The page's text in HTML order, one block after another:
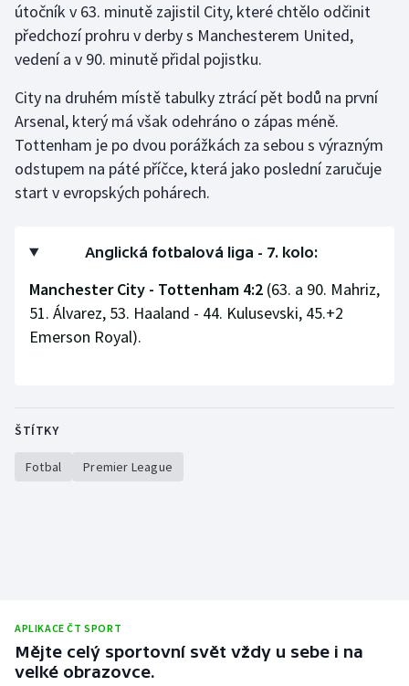
Jezdectví
Judo
Krasobruslení
Lezení
Lyže a snowboard
Motorsport
Olympijské hry
Short track
Sportovní střelba
útočník v 63. minutě zajistil City, které chtělo odčinit
předchozí prohru v derby s Manchesterem United,
vedení a v 90. minutě přidal pojistku.
City na druhém místě tabulky ztrácí pět bodů na první
Arsenal, který má však odehráno o zápas méně.
Tottenham je po dvou porážkách za sebou s výrazným
odstupem na páté příčce, která jako poslední zaručuje
start v evropských pohárech.
Anglická fotbalová liga - 7. kolo:
Manchester City - Tottenham 4:2 (63. a 90. Mahriz,
51. Álvarez, 53. Haaland - 44. Kulusevski, 45.+2
Emerson Royal).
ŠTÍTKY
Fotbal Premier League
APLIKACE ČT SPORT
Mějte celý sportovní svět vždy u sebe i na
velké obrazovce.